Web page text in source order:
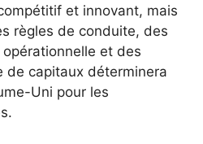
et innovant, mais
règles de conduite, des
et des
de capitaux déterminera
Uni pour les